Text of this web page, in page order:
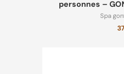
personnes –
Spa